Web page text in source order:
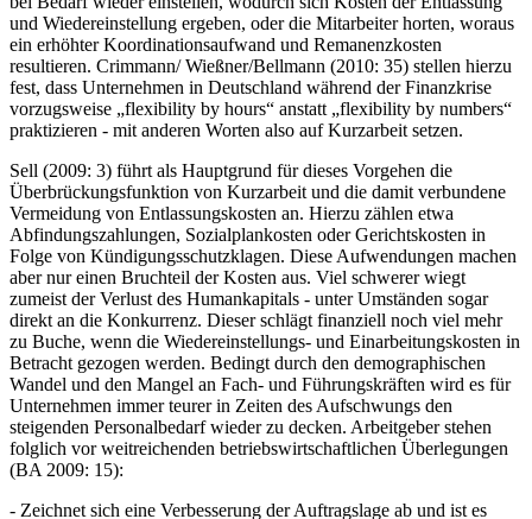
bei Bedarf wieder einstellen, wodurch sich Kosten der Entlassung
und Wiedereinstellung ergeben, oder die Mitarbeiter horten, woraus
ein erhöhter Koordinationsaufwand und Remanenzkosten
resultieren. Crimmann/ Wießner/Bellmann (2010: 35) stellen hierzu
fest, dass Unternehmen in Deutschland während der Finanzkrise
vorzugsweise „flexibility by hours“ anstatt „flexibility by numbers“
Sell (2009: 3) führt als Hauptgrund für dieses Vorgehen die
Überbrückungsfunktion von Kurzarbeit und die damit verbundene
Vermeidung von Entlassungskosten an. Hierzu zählen etwa
Abfindungszahlungen, Sozialplankosten oder Gerichtskosten in
Folge von Kündigungsschutzklagen. Diese Aufwendungen machen
aber nur einen Bruchteil der Kosten aus. Viel schwerer wiegt
zumeist der Verlust des Humankapitals - unter Umständen sogar
direkt an die Konkurrenz. Dieser schlägt finanziell noch viel mehr
zu Buche, wenn die Wiedereinstellungs- und Einarbeitungskosten in
Betracht gezogen werden. Bedingt durch den demographischen
Wandel und den Mangel an Fach- und Führungskräften wird es für
Unternehmen immer teurer in Zeiten des Aufschwungs den
steigenden Personalbedarf wieder zu decken. Arbeitgeber stehen
folglich vor weitreichenden betriebswirtschaftlichen Überlegungen